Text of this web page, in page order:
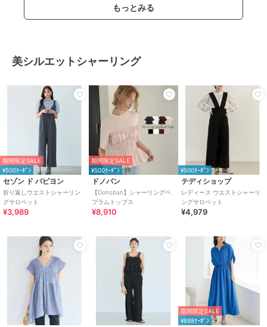
もっとみる
美シルエットシャーリング
期間限定SALE
¥500ｸｰﾎﾟﾝ
セゾン ド パピヨン
折り返しウエストシャーリン
グサロペット
¥3,989
期間限定SALE
¥500ｸｰﾎﾟﾝ
ドノバン
【Donoban】シャーリングペ
プラムトップス
¥8,910
¥500ｸｰﾎﾟﾝ
テディショップ
レディース ウエストシャーリ
ングサロペット
¥4,979
期間限定SALE
¥888ｸｰﾎﾟﾝ